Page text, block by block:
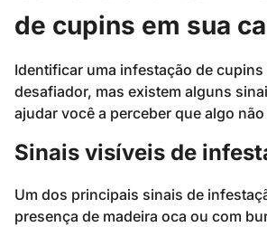
de cupins em sua
Identificar uma infestação de
desafiador, mas existem alguns
ajudar você a perceber que algo
Sinais visíveis de
Um dos principais sinais de
presença de madeira oca ou com